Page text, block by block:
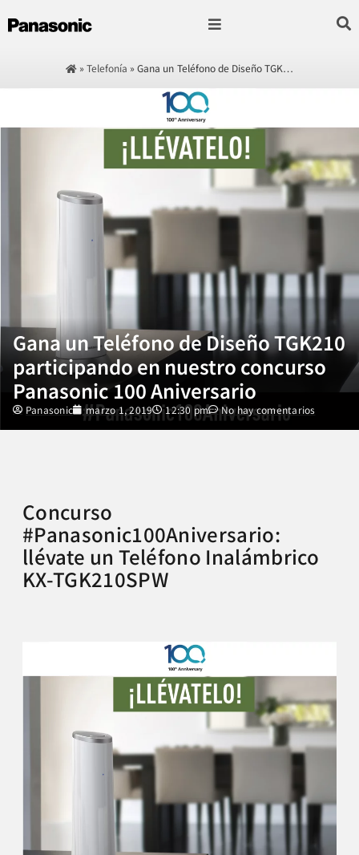
»Telefonía »Gana un Teléfono de Diseño TGK…
Gana un Teléfono de Diseño TGK210
participando en nuestro concurso
Panasonic 100 Aniversario
Panasonic marzo 1, 2019 12:30 pm No hay comentarios
Concurso
#Panasonic100Aniversario:
llévate un Teléfono Inalámbrico
KX-TGK210SPW